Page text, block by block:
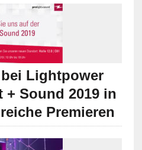
Lightpower
Sound 2019 in
Premieren